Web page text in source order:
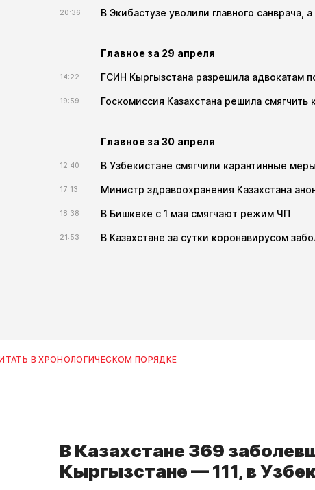
20:36 В Экибастузе уволили главного
Главное за 29 апреля
14:22 ГСИН Кыргызстана разрешила адвокатам
19:59 Госкомиссия Казахстана решила смягчить
Главное за 30 апреля
12:40 В Узбекистане смягчили карантинные меры
17:13 Министр здравоохранения Казахстана
18:38 В Бишкеке с 1 мая смягчают режим ЧП
21:53 В Казахстане за сутки коронавирусом
В ХРОНОЛОГИЧЕСКОМ ПОРЯДКЕ
В Казахстане 369
Кыргызстане — 111, в